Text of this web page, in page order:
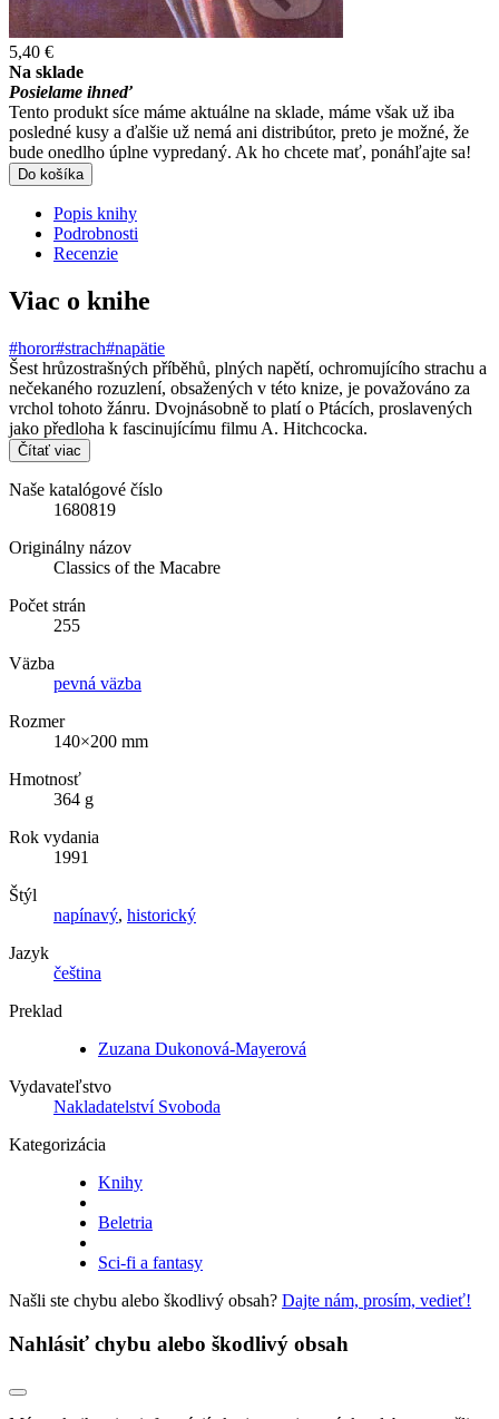
5,40 €
Na sklade
Posielame ihneď
Tento produkt síce máme aktuálne na sklade, máme však už iba
posledné kusy a ďalšie už nemá ani distribútor, preto je možné, že
bude onedlho úplne vypredaný. Ak ho chcete mať, ponáhľajte sa!
Do košíka
Popis knihy
Podrobnosti
Recenzie
Viac o knihe
#horor#strach#napätie
Šest hrůzostrašných příběhů, plných napětí, ochromujícího strachu a
nečekaného rozuzlení, obsažených v této knize, je považováno za
vrchol tohoto žánru. Dvojnásobně to platí o Ptácích, proslavených
jako předloha k fascinujícímu filmu A. Hitchcocka.
Čítať viac
Naše katalógové číslo
1680819
Originálny názov
Classics of the Macabre
Počet strán
255
Väzba
pevná väzba
Rozmer
140×200 mm
Hmotnosť
364 g
Rok vydania
1991
Štýl
napínavý, historický
Jazyk
čeština
Preklad
Zuzana Dukonová-Mayerová
Vydavateľstvo
Nakladatelství Svoboda
Kategorizácia
Knihy
Beletria
Sci-fi a fantasy
Našli ste chybu alebo škodlivý obsah? Dajte nám, prosím, vedieť!
Nahlásiť chybu alebo škodlivý obsah